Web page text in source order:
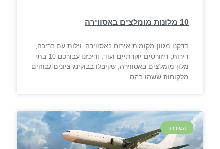
10 מלונות מומלצים באסווירה
בדקנו מגוון מקומות אירוח באסווירה: וילות עם בריכה,
דירות, ריזורטים יוקרתיים ועוד, וריכזנו עבורכם 10 בתי
מלון מומלצים באסווירה, שקיבלו בבוקינג ציונים גבוהים
מלקוחות ששהו בהם.
אסווירה